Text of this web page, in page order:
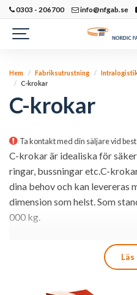
0303 - 206700 info@nfgab.se
Hem Fabriksutrustning
C-krokar
C-krokar
Ta kontakt med din säljare vid
C-krokar är idealiska för
ringar, bussningar etc.C-
dina behov och kan levereras
dimension som helst. Som
000 kg.
Läs mer och beställ hos